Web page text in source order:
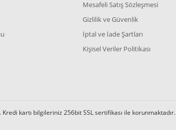
Mesafeli Satış Sözleşmesi
Gizlilik ve Güvenlik
İptal ve İade Şartları
Kişisel Veriler Politikası
Kredi kartı bilgileriniz 256bit SSL sertifikası ile korunmaktadır.